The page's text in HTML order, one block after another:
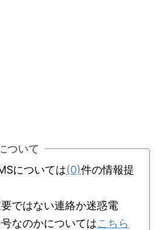
ついて
については(0)件の情報提
ではない連絡か迷惑電
なのかについてはこちら